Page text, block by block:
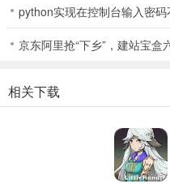
python实现在控制台输入密
京东阿里抢“下乡”，建站宝盒
相关下载